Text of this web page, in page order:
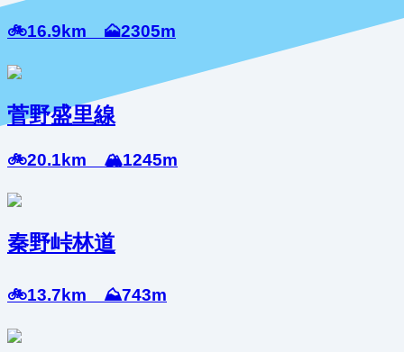
🚲16.9km 🗻2305m
菅野盛里線
🚲20.1km 🏔️1245m
秦野峠林道
🚲13.7km ⛰️743m